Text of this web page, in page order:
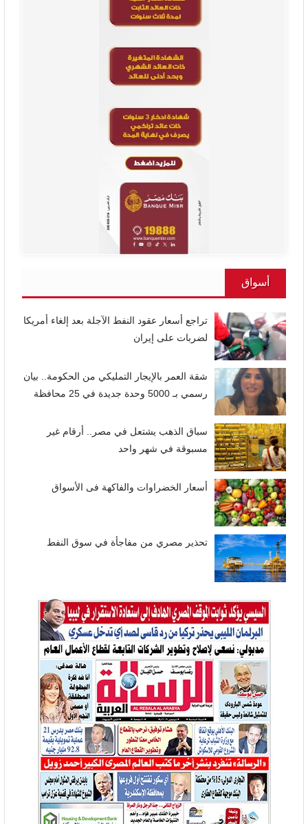
أسواق
تراجع أسعار عقود النفط الآجلة بعد إلغاء أمريكا
لضربات على إيران
شقة العمر بالإيجار التمليكي من الحكومة.. بيان
رسمي بـ 5000 وحدة جديدة في 25 محافظة
سباق الذهب يشتعل في مصر.. أرقام غير
مسبوقة في شهر واحد
أسعار الخضراوات والفاكهة فى الأسواق
تحذير مصري من مفاجأة في سوق النفط